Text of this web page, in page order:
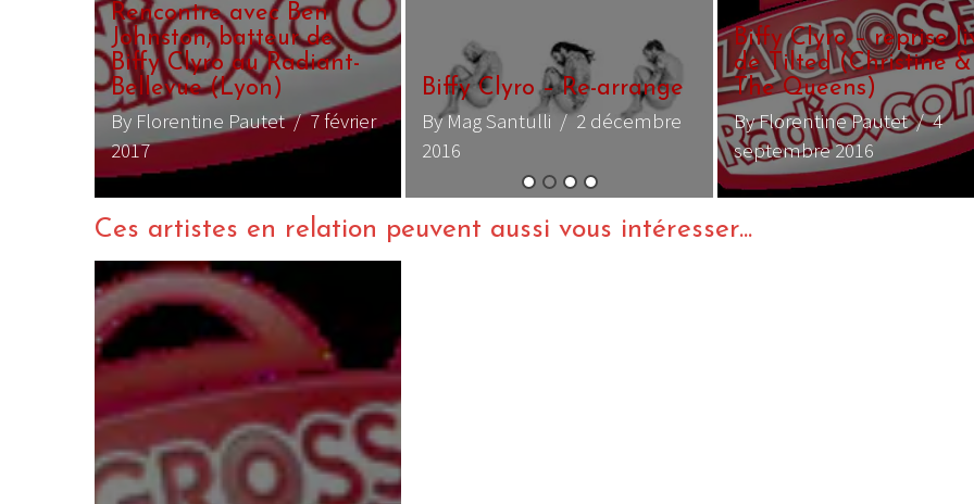
Rencontre avec Ben
Johnston, batteur de
Biffy Clyro au Radiant-
Bellevue (Lyon)
By Florentine Pautet/ 7 février
2017
Biffy Clyro – Re-arrange
By Mag Santulli/ 2 décembre
2016
Biffy Clyro – reprise live
de Tilted (Christine &
The Queens)
By Florentine Pautet/ 4
septembre 2016
Ces artistes en relation peuvent aussi vous intéresser...